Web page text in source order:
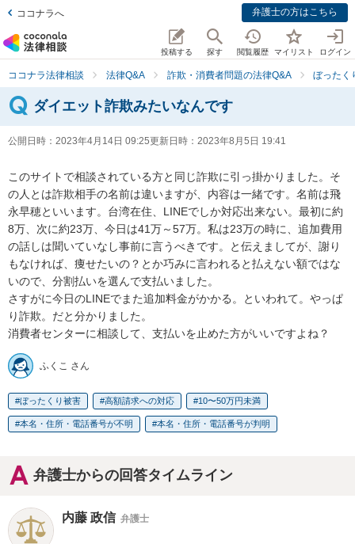
ココナラへ 弁護士の方はこちら
投稿する 探す 閲覧履歴 マイリスト ログイン
ココナラ法律相談 法律Q&A 詐欺・消費者問題の法律Q&A ぼったく
ダイエット詐欺みたいなんです
公開日時： 2023年4月14日 09:25更新日時： 2023年8月5日 19:41
このサイトで相談されている方と同じ詐欺に引っ掛かりました。そ
の人とは詐欺相手の名前は違いますが、内容は一緒です。名前は飛
永早穂といいます。台湾在住、LINEでしか対応出来ない。最初に約
8万、次に約23万、今日は41万～57万。私は23万の時に、追加費用
の話しは聞いていなし事前に言うべきです。と伝えましてが、謝り
もなければ、痩せたいの？とか巧みに言われると払えない額ではな
いので、分割払いを選んで支払いました。
さすがに今日のLINEでまた追加料金がかかる。といわれて。やっぱ
り詐欺。だと分かりました。
消費者センターに相談して、支払いを止めた方がいいですよね？
ふくこ さん
ぼったくり被害 高額請求への対応 10〜50万円未満
本名・住所・電話番号が不明 本名・住所・電話番号が判明
弁護士からの回答タイムライン
内藤 政信 弁護士